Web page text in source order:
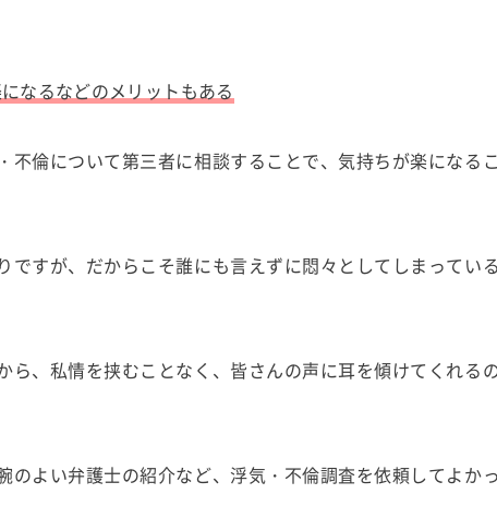
なるなどのメリットもある
倫について第三者に相談することで、気持ちが楽になる
ですが、だからこそ誰にも言えずに悶々としてしまってい
ら、私情を挟むことなく、皆さんの声に耳を傾けてくれる
のよい弁護士の紹介など、浮気・不倫調査を依頼してよか